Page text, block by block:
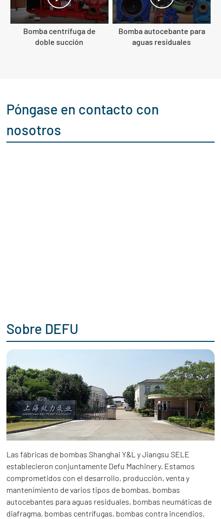
Bomba centrífuga de
doble succión
Bomba autocebante para
aguas residuales
Póngase en contacto con
nosotros
Sobre DEFU
Las fábricas de bombas Shanghai Y&L y Jiangsu SELE
establecieron conjuntamente Defu Machinery. Estamos
comprometidos con el desarrollo, producción, venta y
mantenimiento de varios tipos de bombas, bombas
autocebantes para aguas residuales, bombas neumáticas de
diafragma, bombas centrífugas, bombas contra incendios,